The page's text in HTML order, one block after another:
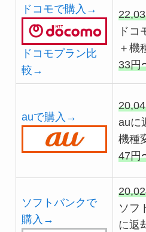
ドコモで購入→
ドコモプラン比
較→
ドコ
＋機
33円
auで購入→
auに
機種
47円
ソフトバンクで
購入→
ソフ
に返